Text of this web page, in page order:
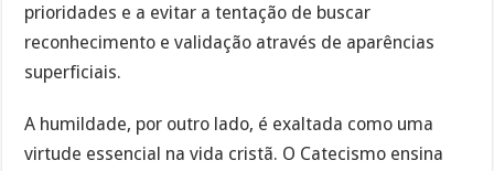
prioridades e a evitar a tentação de buscar
reconhecimento e validação através de aparências
superficiais.
A humildade, por outro lado, é exaltada como uma
virtude essencial na vida cristã. O Catecismo ensina